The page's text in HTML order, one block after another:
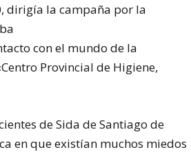
dirigía la campaña por la
con el mundo de la
Provincial de Higiene,
de Sida de Santiago de
en que existían muchos miedos